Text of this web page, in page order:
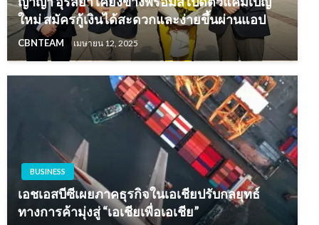
ใหม่ สมัครกู้เงินได้สะดวกและง่ายขึ้นผ่านแอป
CBNTEAM เมษายน 12, 2025
BUSINESS
เอชเอสบีซีเผยภาคธุรกิจในเอเชียปรับกลยุทธ์
ทางการค้ามุ่งสู่ “เอเชียเพื่อเอเชีย”